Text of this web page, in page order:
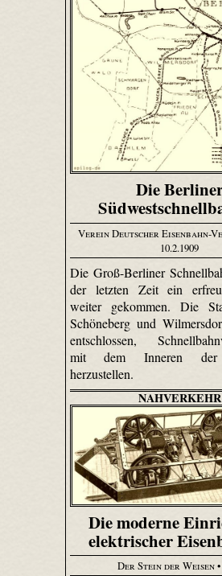
Die
Verein Deutscher Eisenbahn-
10.2.1909
Die Groß-Berliner
der letzten Zeit ein
weiter gekommen. Die
Schöneberg und
entschlossen,
mit dem Inneren der
herzustellen.
NAHVERKEHR
Die moderne
elektrischer
Der Stein der Weisen•